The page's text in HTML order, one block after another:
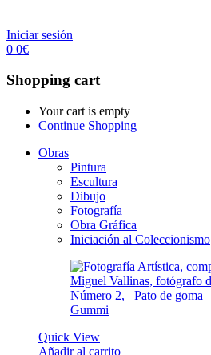
Iniciar sesión
0 0€
Shopping cart
Your cart is empty
Continue Shopping
Obras
Pintura
Escultura
Dibujo
Fotografía
Obra Gráfica
Iniciación al Coleccionismo
Quick View
Añadir al carrito